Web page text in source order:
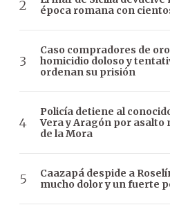
época romana con
Caso compradores de
homicidio doloso y
ordenan su prisión
Policía detiene al
Vera y Aragón por asalto
de la Mora
Caazapá despide a
mucho dolor y un fuerte